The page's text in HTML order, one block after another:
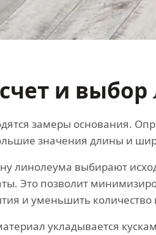
и выбор
замеры основания.
значения длины и
линолеума выбирают
Это позволит
и уменьшить
укладывается